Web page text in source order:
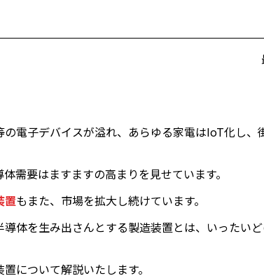
電子デバイスが溢れ、あらゆる家電はIoT化し、
需要はますますの高まりを見せています。
置もまた、市場を拡大し続けています。
体を生み出さんとする製造装置とは、いったい
について解説いたします。